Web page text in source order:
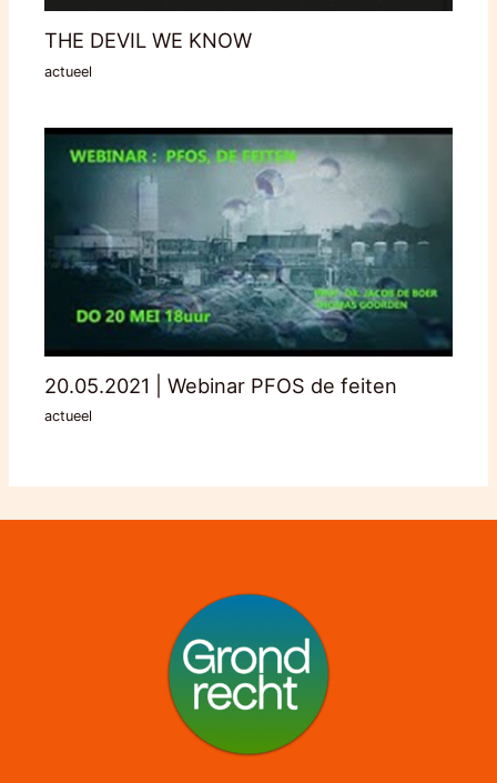
THE DEVIL WE KNOW
actueel
20.05.2021 | Webinar PFOS de feiten
actueel